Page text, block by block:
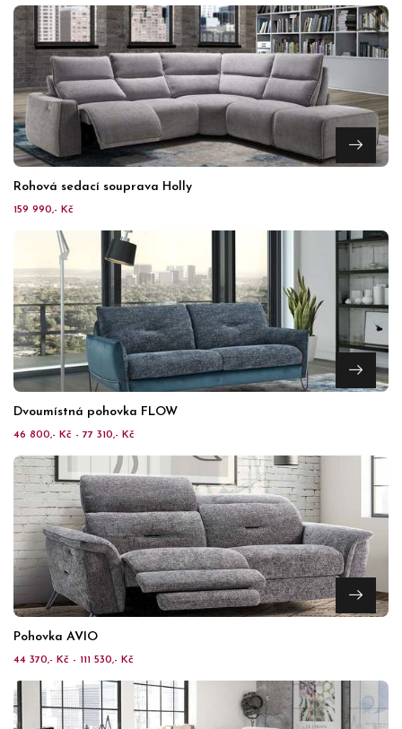
Rohová sedací souprava Holly
159 990,- Kč
Dvoumístná pohovka FLOW
46 800,- Kč - 77 310,- Kč
Pohovka AVIO
44 370,- Kč - 111 530,- Kč